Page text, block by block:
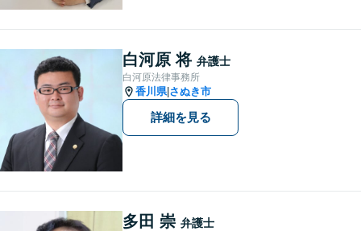
力で励んでおります。事前の
ご相談で土日祝・時間外対応
が可能です。
白河原 将 弁護士
白河原法律事務所
香川県| さぬき市
詳細を見る
多田 崇 弁護士